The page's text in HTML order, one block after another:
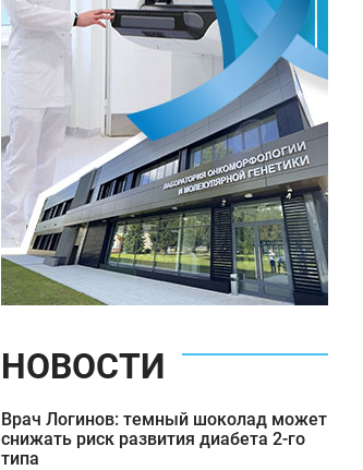
НОВОСТИ
Врач Логинов: темный шоколад может
снижать риск развития диабета 2-го
типа